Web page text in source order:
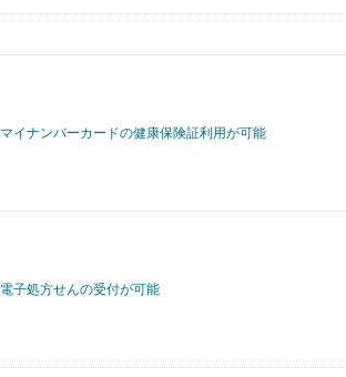
マイナンバーカードの健康保険証利用が可能
電子処方せんの受付が可能